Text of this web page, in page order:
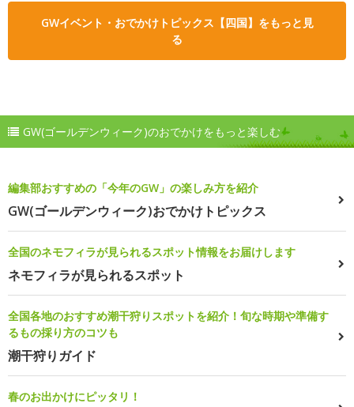
GWイベント・おでかけトピックス【四国】をもっと見
る
GW(ゴールデンウィーク)のおでかけをもっと楽しむ
編集部おすすめの「今年のGW」の楽しみ方を紹介
GW(ゴールデンウィーク)おでかけトピックス
全国のネモフィラが見られるスポット情報をお届けします
ネモフィラが見られるスポット
全国各地のおすすめ潮干狩りスポットを紹介！旬な時期や準備す
るもの採り方のコツも
潮干狩りガイド
春のお出かけにピッタリ！